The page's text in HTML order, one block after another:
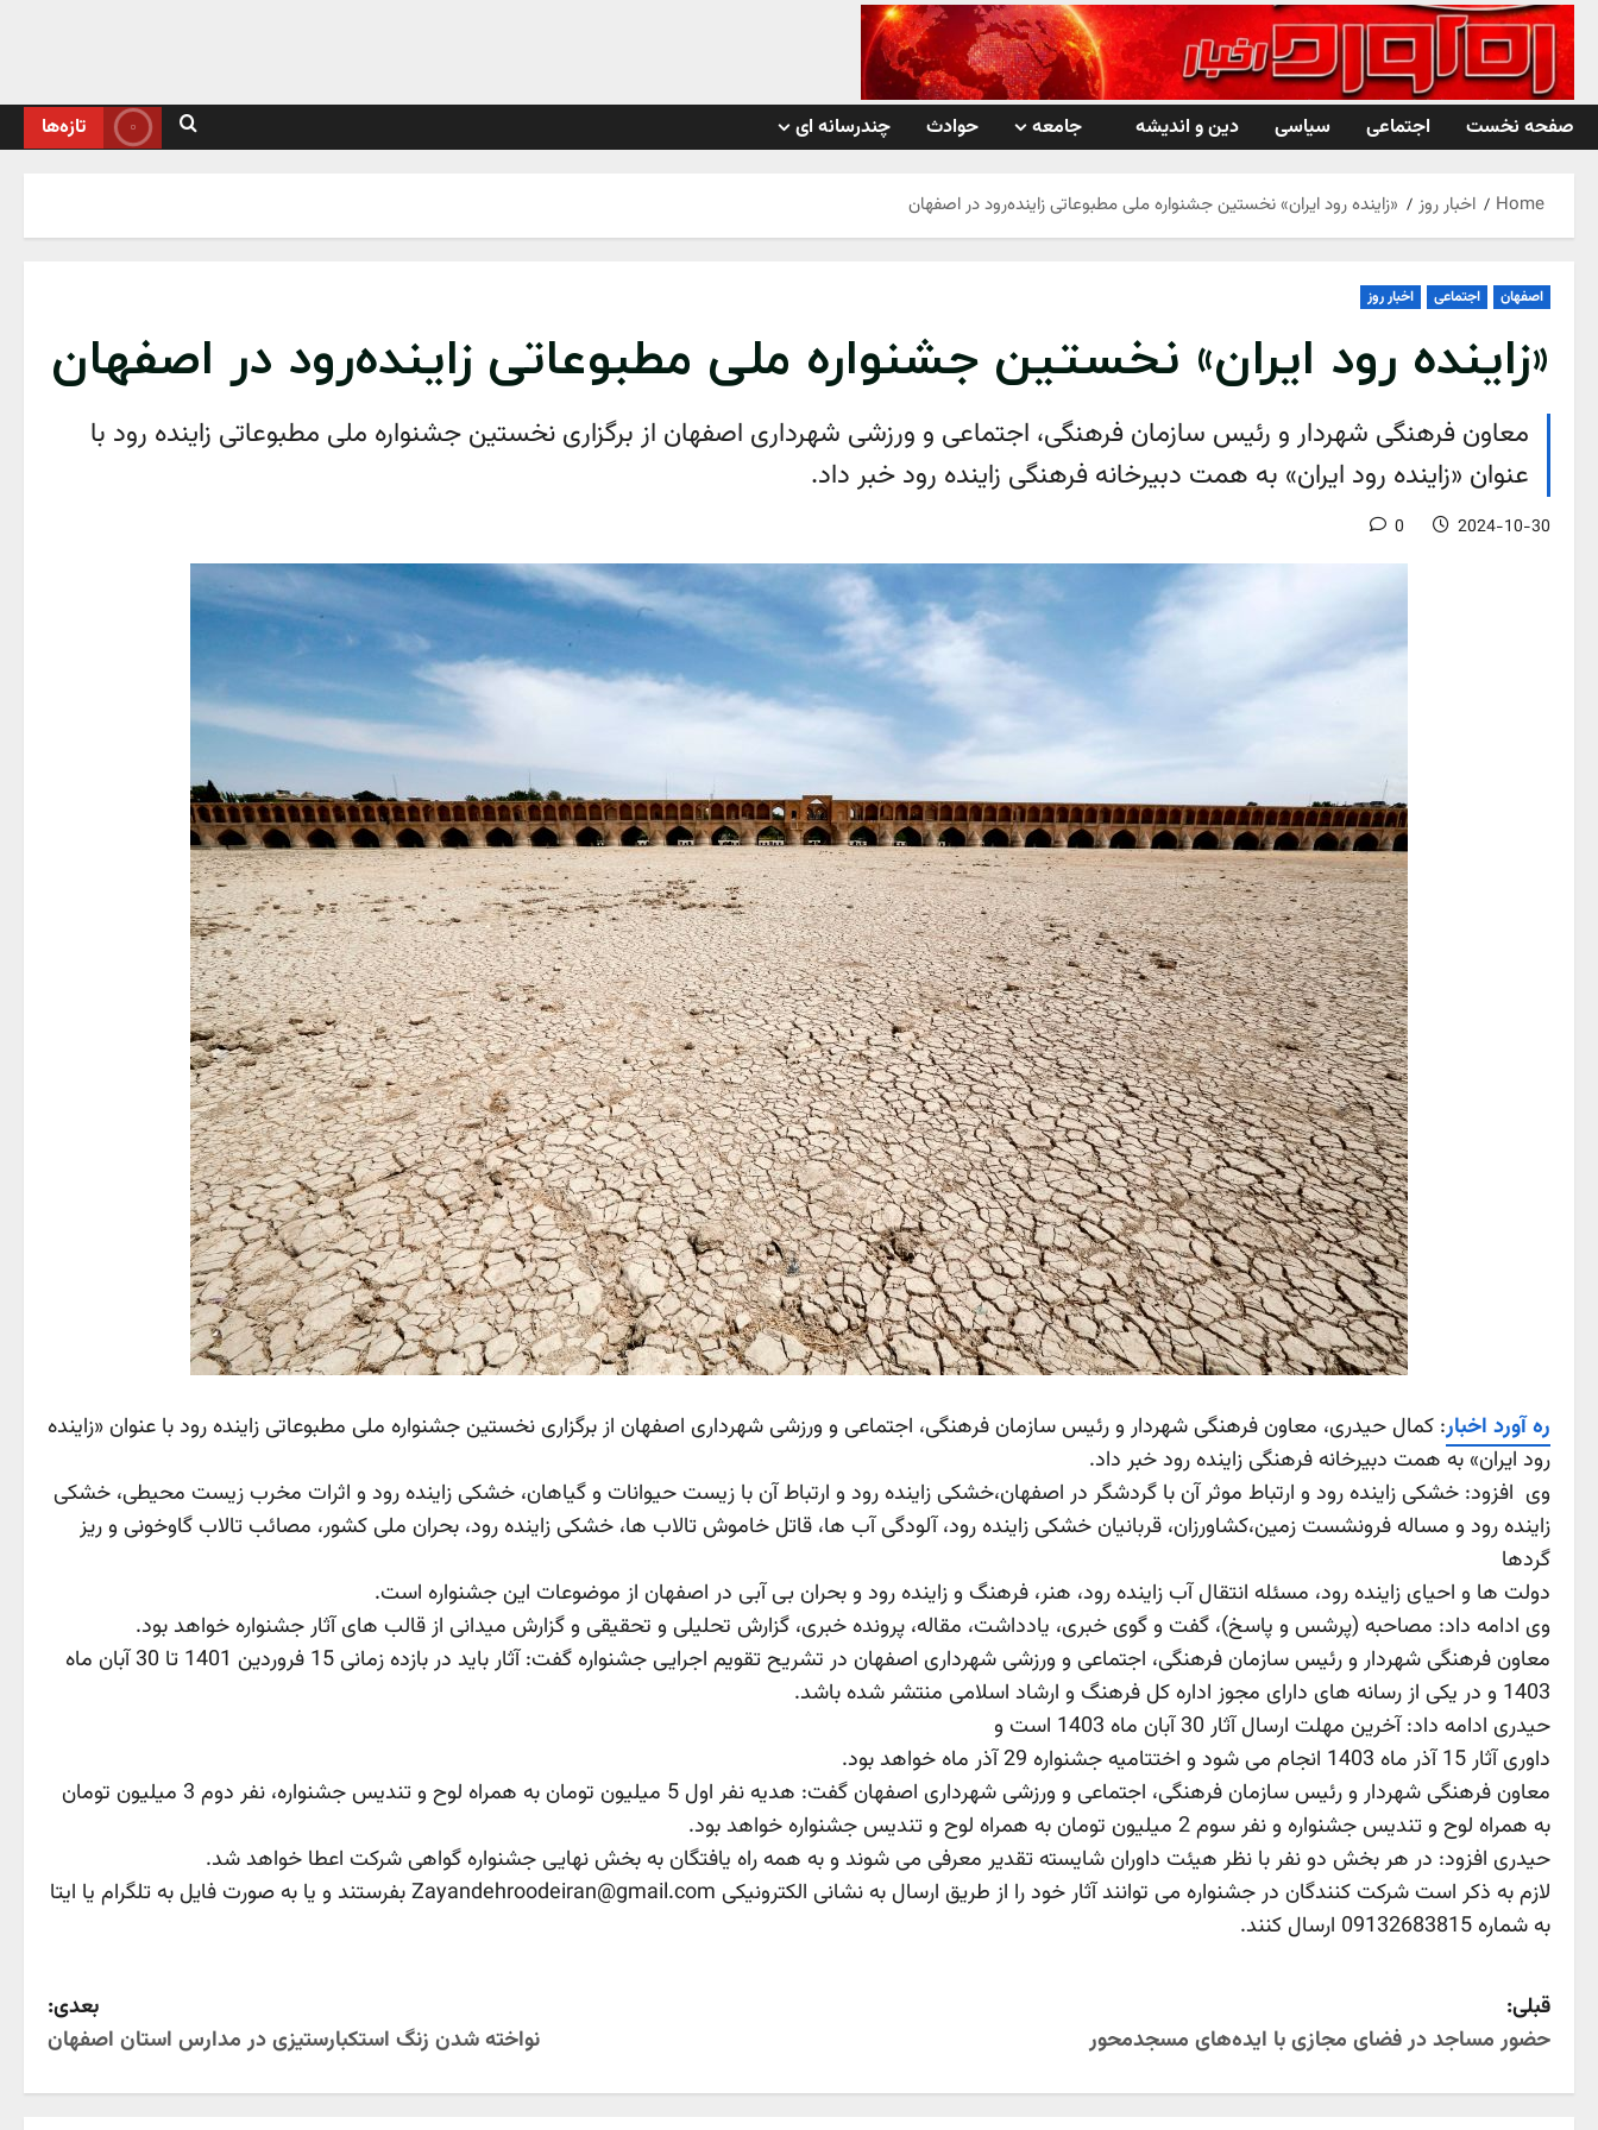
Skip
content
صفحه نخست
اجتماعی سیاسی دین و اندیشه جامعه حوادث چندرسانه ای تازه‌ها
Home اخبار روز «زاینده رود ایران» نخستین جشنواره ملی مطبوعاتی زاینده‌رود در اصفهان
اصفهان اجتماعی اخبار روز
«زاینده رود ایران» نخستین جشنواره ملی مطبوعاتی زاینده‌رود در اصفهان
معاون فرهنگی شهردار و رئیس سازمان فرهنگی، اجتماعی و ورزشی شهرداری اصفهان از برگزاری نخستین جشنواره ملی مطبوعاتی زاینده رود با
عنوان «زاینده رود ایران» به همت دبیرخانه فرهنگی زاینده رود خبر داد.
2024-10-30
0
ره آورد اخبار: کمال حیدری، معاون فرهنگی شهردار و رئیس سازمان فرهنگی، اجتماعی و ورزشی شهرداری اصفهان از برگزاری نخستین جشنواره ملی مطبوعاتی زاینده رود با عنوان «زاینده
رود ایران» به همت دبیرخانه فرهنگی زاینده رود خبر داد.
وی افزود: خشکی زاینده رود و ارتباط موثر آن با گردشگر در اصفهان،خشکی زاینده رود و ارتباط آن با زیست حیوانات و گیاهان، خشکی زاینده رود و اثرات مخرب زیست محیطی، خشکی
زاینده رود و مساله فرونشست زمین،کشاورزان، قربانیان خشکی زاینده رود، آلودگی آب ها، قاتل خاموش تالاب ها، خشکی زاینده رود، بحران ملی کشور، مصائب تالاب گاوخونی و ریز
گردها
دولت ها و احیای زاینده رود، مسئله انتقال آب زاینده رود، هنر، فرهنگ و زاینده رود و بحران بی آبی در اصفهان از موضوعات این جشنواره است.
وی ادامه داد: مصاحبه (پرشس و پاسخ)، گفت و گوی خبری، یادداشت، مقاله، پرونده خبری، گزارش تحلیلی و تحقیقی و گزارش میدانی از قالب های آثار جشنواره خواهد بود.
معاون فرهنگی شهردار و رئیس سازمان فرهنگی، اجتماعی و ورزشی شهرداری اصفهان در تشریح تقویم اجرایی جشنواره گفت: آثار باید در بازده زمانی 15 فروردین 1401 تا 30 آبان ماه
1403 و در یکی از رسانه های دارای مجوز اداره کل فرهنگ و ارشاد اسلامی منتشر شده باشد.
حیدری ادامه داد: آخرین مهلت ارسال آثار 30 آبان ماه 1403 است و
داوری آثار 15 آذر ماه 1403 انجام می شود و اختتامیه جشنواره 29 آذر ماه خواهد بود.
معاون فرهنگی شهردار و رئیس سازمان فرهنگی، اجتماعی و ورزشی شهرداری اصفهان گفت: هدیه نفر اول 5 میلیون تومان به همراه لوح و تندیس جشنواره، نفر دوم 3 میلیون تومان
به همراه لوح و تندیس جشنواره و نفر سوم 2 میلیون تومان به همراه لوح و تندیس جشنواره خواهد بود.
حیدری افزود: در هر بخش دو نفر با نظر هیئت داوران شایسته تقدیر معرفی می شوند و به همه راه یافتگان به بخش نهایی جشنواره گواهی شرکت اعطا خواهد شد.
لازم به ذکر است شرکت کنندگان در جشنواره می توانند آثار خود را از طریق ارسال به نشانی الکترونیکی Zayandehroodeiran@gmail.com بفرستند و یا به صورت فایل به تلگرام یا ایتا
به شماره 09132683815 ارسال کنند.
P
قبلی:
حضور مساجد در فضای مجازی با اید‌ه‌های مسجدمحور
بعدی:
نواخته شدن زنگ استکبارستیزی در مدارس استان اصفهان